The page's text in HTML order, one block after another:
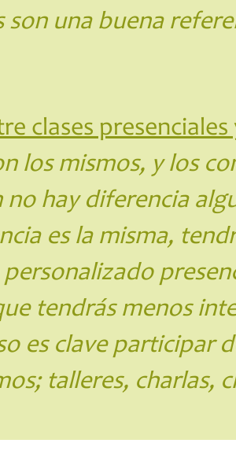
son una buena
clases presenciales
los mismos, y los
hay diferencia
es la misma,
tendrás menos
es clave participar
talleres, charlas,